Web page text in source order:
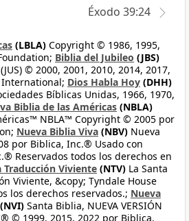
Éxodo 39:24
(LBLA) Copyright © 1986, 1995,
Biblia del Jubileo (JBS)
© 2000, 2001, 2010, 2014, 2017,
International; Dios Habla Hoy (DHH)
Bíblicas Unidas, 1966, 1970,
Biblia de las Américas (NBLA)
NBLA™ Copyright © 2005 por
Nueva Biblia Viva (NBV) Nueva
por Biblica, Inc.® Usado con
Reservados todos los derechos en
Traducción Viviente (NTV) La Santa
Viviente, &copy; Tyndale House
los derechos reservados.; Nueva
(NVI) Santa Biblia, NUEVA VERSIÓN
© 1999, 2015, 2022 por Biblica,